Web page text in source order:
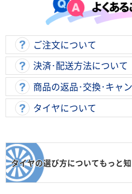
ご注文について
決済･配送方法について
商品の返品･交換･キャ
タイヤについて
タイヤの選び方についてもっと